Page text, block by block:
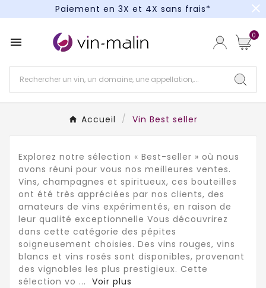
Un kit cocktail à gagner : tentez votre chance !
close
 0
Accueil Vin Best seller
Explorez notre sélection « Best-seller » où nous
avons réuni pour vous nos meilleures ventes.
Vins, champagnes et spiritueux, ces bouteilles
ont été très appréciées par nos clients, des
amateurs de vins expérimentés, en raison de
leur qualité exceptionnelle Vous découvrirez
dans cette catégorie des pépites
soigneusement choisies. Des vins rouges, vins
blancs et vins rosés sont disponibles, provenant
des vignobles les plus prestigieux. Cette
sélection vo ... Voir plus